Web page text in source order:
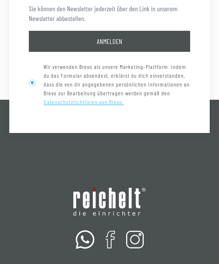
Sie können den Newsletter jederzeit über den Link in unserem
Newsletter abbestellen.
ANMELDEN
Wir verwenden Brevo als unsere Marketing-Plattform. Indem
du das Formular absendest, erklärst du dich einverstanden,
dass die von dir angegebenen persönlichen Informationen an
Brevo zur Bearbeitung übertragen werden gemäß den
Datenschutzrichtlinien von Brevo.